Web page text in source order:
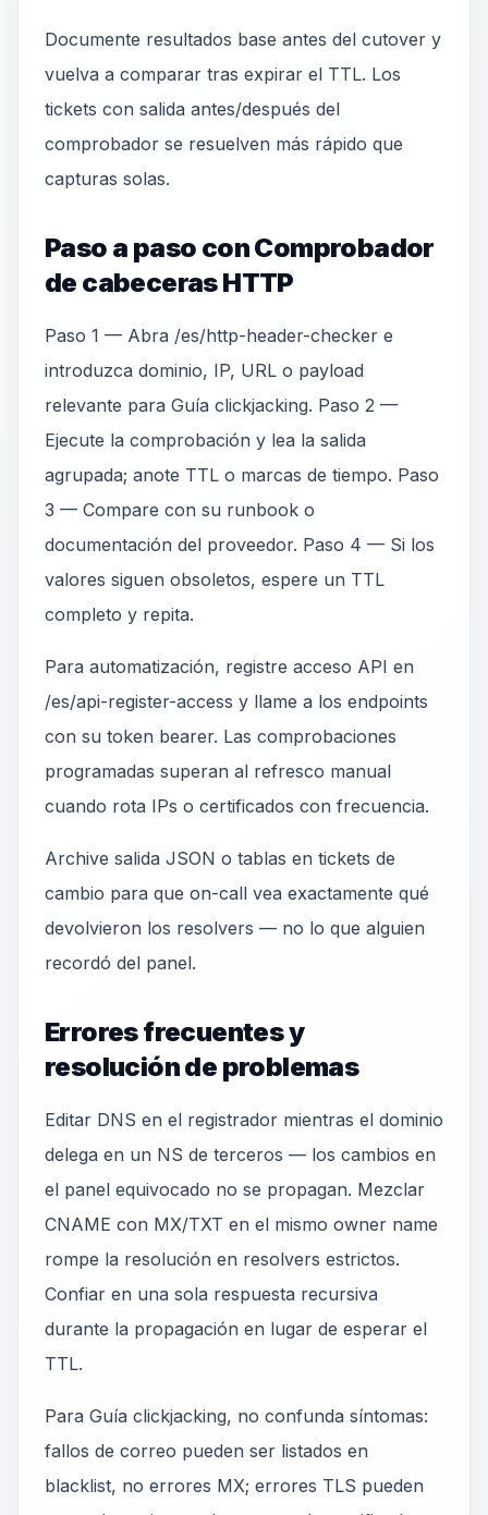
Documente resultados base antes del cutover y
vuelva a comparar tras expirar el TTL. Los
tickets con salida antes/después del
comprobador se resuelven más rápido que
capturas solas.
Paso a paso con Comprobador
de cabeceras HTTP
Paso 1 — Abra /es/http-header-checker e
introduzca dominio, IP, URL o payload
relevante para Guía clickjacking. Paso 2 —
Ejecute la comprobación y lea la salida
agrupada; anote TTL o marcas de tiempo. Paso
3 — Compare con su runbook o
documentación del proveedor. Paso 4 — Si los
valores siguen obsoletos, espere un TTL
completo y repita.
Para automatización, registre acceso API en
/es/api-register-access y llame a los endpoints
con su token bearer. Las comprobaciones
programadas superan al refresco manual
cuando rota IPs o certificados con frecuencia.
Archive salida JSON o tablas en tickets de
cambio para que on-call vea exactamente qué
devolvieron los resolvers — no lo que alguien
recordó del panel.
Errores frecuentes y
resolución de problemas
Editar DNS en el registrador mientras el dominio
delega en un NS de terceros — los cambios en
el panel equivocado no se propagan. Mezclar
CNAME con MX/TXT en el mismo owner name
rompe la resolución en resolvers estrictos.
Confiar en una sola respuesta recursiva
durante la propagación en lugar de esperar el
TTL.
Para Guía clickjacking, no confunda síntomas:
fallos de correo pueden ser listados en
blacklist, no errores MX; errores TLS pueden